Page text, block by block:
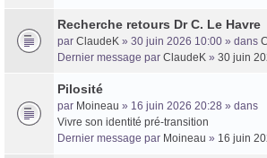
Recherche retours Dr C. Le Havre
par ClaudeK » 30 juin 2026 10:00 » dans
Dernier message par ClaudeK » 30 juin
Pilosité
par Moineau » 16 juin 2026 20:28 » dans
Vivre son identité pré-transition
Dernier message par Moineau » 16 juin